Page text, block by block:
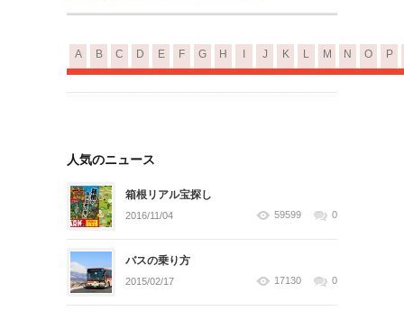
A B C D E F G H J K L M N O P
人気のニュース
箱根リアル宝探し
2016/11/04 59599 0
バスの乗り方
2015/02/17 17130 0